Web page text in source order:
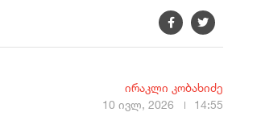
ირაკლი კობახიძე
10 ივლ, 2026
14:55